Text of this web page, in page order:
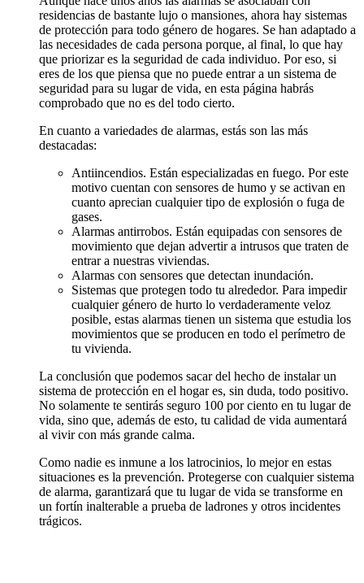
residencias de bastante lujo o mansiones, ahora hay sistemas
de protección para todo género de hogares. Se han adaptado a
las necesidades de cada persona porque, al final, lo que hay
que priorizar es la seguridad de cada individuo. Por eso, si
eres de los que piensa que no puede entrar a un sistema de
seguridad para su lugar de vida, en esta página habrás
comprobado que no es del todo cierto.
En cuanto a variedades de alarmas, estás son las más
destacadas:
Antiincendios. Están especializadas en fuego. Por este
motivo cuentan con sensores de humo y se activan en
cuanto aprecian cualquier tipo de explosión o fuga de
gases.
Alarmas antirrobos. Están equipadas con sensores de
movimiento que dejan advertir a intrusos que traten de
entrar a nuestras viviendas.
Alarmas con sensores que detectan inundación.
Sistemas que protegen todo tu alrededor. Para impedir
cualquier género de hurto lo verdaderamente veloz
posible, estas alarmas tienen un sistema que estudia los
movimientos que se producen en todo el perímetro de
tu vivienda.
La conclusión que podemos sacar del hecho de instalar un
sistema de protección en el hogar es, sin duda, todo positivo.
No solamente te sentirás seguro 100 por ciento en tu lugar de
vida, sino que, además de esto, tu calidad de vida aumentará
al vivir con más grande calma.
Como nadie es inmune a los latrocinios, lo mejor en estas
situaciones es la prevención. Protegerse con cualquier sistema
de alarma, garantizará que tu lugar de vida se transforme en
un fortín inalterable a prueba de ladrones y otros incidentes
trágicos.